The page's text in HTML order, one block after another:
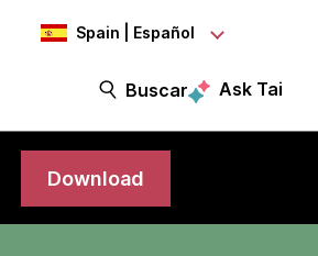
Spain | Español
Buscar Ask Tai
Download